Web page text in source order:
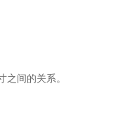
间的关系。